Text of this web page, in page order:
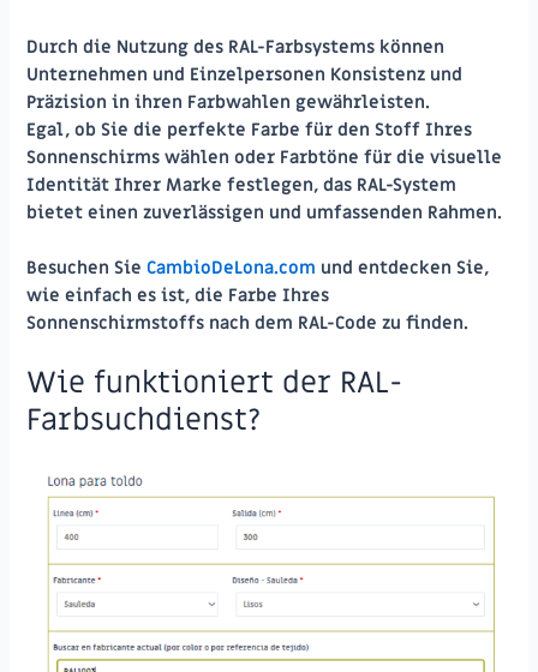
Durch die Nutzung des RAL-Farbsystems können
Unternehmen und Einzelpersonen Konsistenz und
Präzision in ihren Farbwahlen gewährleisten.
Egal, ob Sie die perfekte Farbe für den Stoff Ihres
Sonnenschirms wählen oder Farbtöne für die visuelle
Identität Ihrer Marke festlegen, das RAL-System
bietet einen zuverlässigen und umfassenden Rahmen.
Besuchen SieCambioDeLona.com und entdecken Sie,
wie einfach es ist, die Farbe Ihres
Sonnenschirmstoffs nach dem RAL-Code zu finden.
Wie funktioniert der RAL-
Farbsuchdienst?